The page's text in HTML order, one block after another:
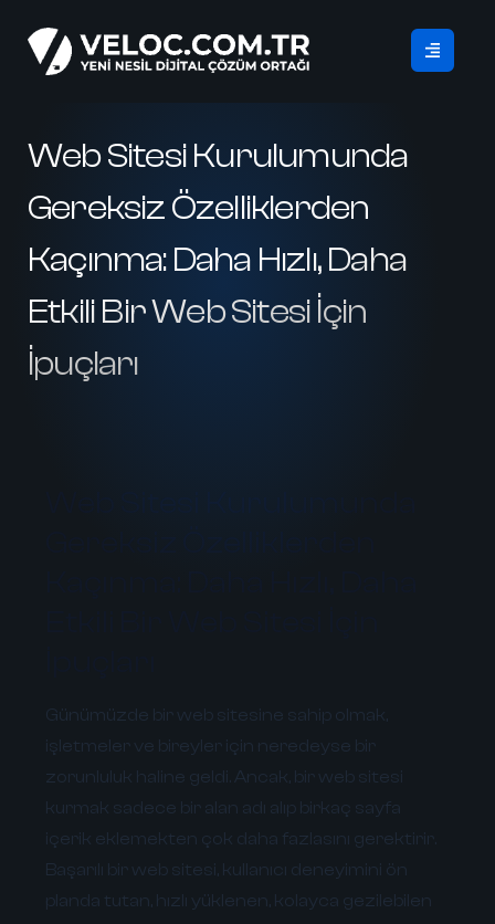
Web Sitesi Kurulumunda
Gereksiz Özelliklerden
Kaçınma: Daha Hızlı, Daha
Etkili Bir Web Sitesi İçin
İpuçları
Günümüzde bir web sitesine sahip olmak,
işletmeler ve bireyler için neredeyse bir
zorunluluk haline geldi. Ancak, bir web sitesi
kurmak sadece bir alan adı alıp birkaç sayfa
içerik eklemekten çok daha fazlasını gerektirir.
Başarılı bir web sitesi, kullanıcı deneyimini ön
planda tutan, hızlı yüklenen, kolayca gezilebilen